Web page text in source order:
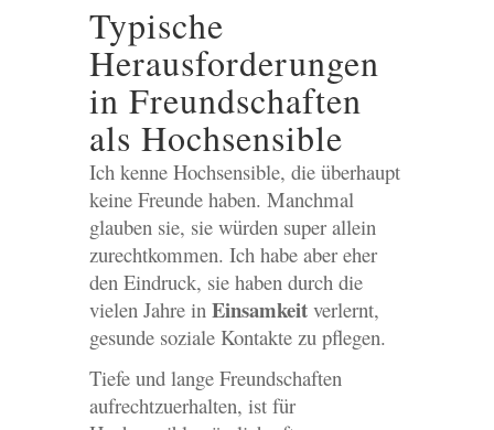
Typische
Herausforderungen
in Freundschaften
als Hochsensible
Ich kenne Hochsensible, die überhaupt
keine Freunde haben. Manchmal
glauben sie, sie würden super allein
zurechtkommen. Ich habe aber eher
den Eindruck, sie haben durch die
vielen Jahre in Einsamkeitverlernt,
gesunde soziale Kontakte zu pflegen.
Tiefe und lange Freundschaften
aufrechtzuerhalten, ist für